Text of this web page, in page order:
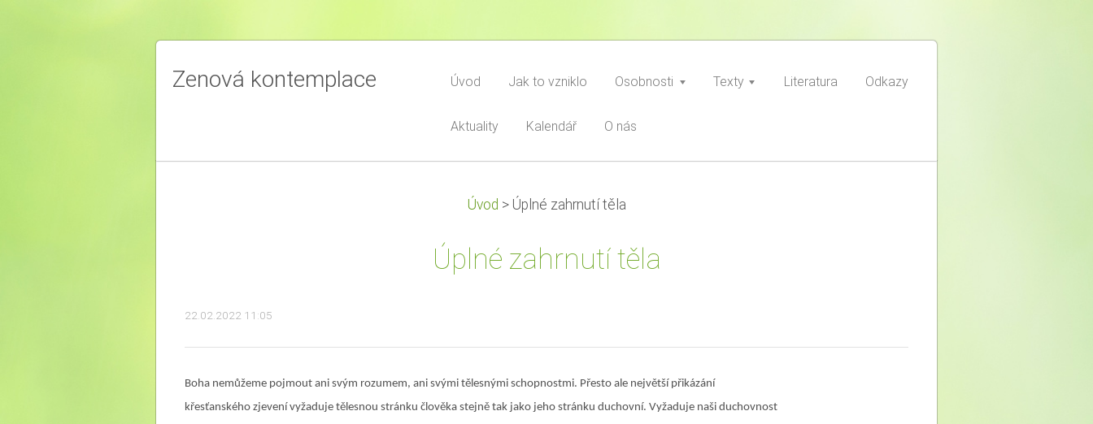
Zenová kontemplace Úvod Jak to vzniklo Osobnosti Texty Literatura Odkazy
Aktuality Kalendář O nás
Úvod > Úplné zahrnutí těla
Úplné zahrnutí těla
22.02.2022 11:05
Boha nemůžeme pojmout ani svým rozumem, ani svými tělesnými schopnostmi. Přesto ale největší přikázání
křesťanského zjevení vyžaduje tělesnou stránku člověka stejně tak jako jeho stránku duchovní. Vyžaduje naši duchovnost